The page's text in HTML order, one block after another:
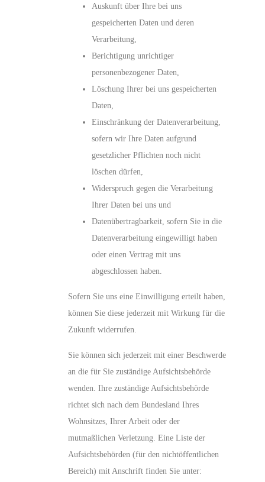
Auskunft über Ihre bei uns
gespeicherten Daten und deren
Verarbeitung,
Berichtigung unrichtiger
personenbezogener Daten,
Löschung Ihrer bei uns gespeicherten
Daten,
Einschränkung der Datenverarbeitung,
sofern wir Ihre Daten aufgrund
gesetzlicher Pflichten noch nicht
löschen dürfen,
Widerspruch gegen die Verarbeitung
Ihrer Daten bei uns und
Datenübertragbarkeit, sofern Sie in die
Datenverarbeitung eingewilligt haben
oder einen Vertrag mit uns
abgeschlossen haben.
Sofern Sie uns eine Einwilligung erteilt haben,
können Sie diese jederzeit mit Wirkung für die
Zukunft widerrufen.
Sie können sich jederzeit mit einer Beschwerde
an die für Sie zuständige Aufsichtsbehörde
wenden. Ihre zuständige Aufsichtsbehörde
richtet sich nach dem Bundesland Ihres
Wohnsitzes, Ihrer Arbeit oder der
mutmaßlichen Verletzung. Eine Liste der
Aufsichtsbehörden (für den nichtöffentlichen
Bereich) mit Anschrift finden Sie unter: